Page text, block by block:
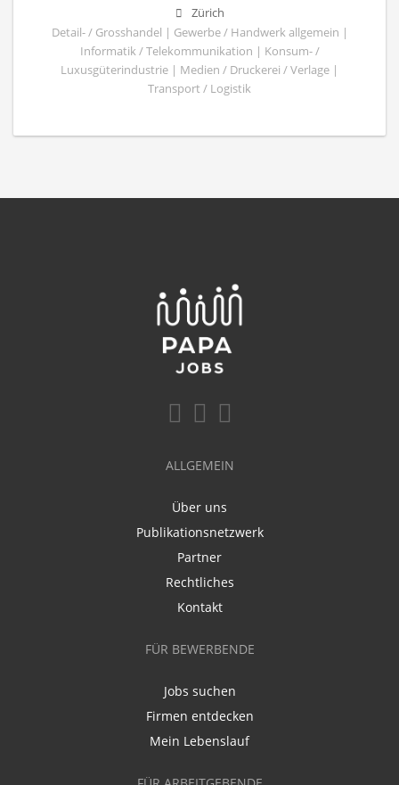
Zürich
Detail- / Grosshandel | Gewerbe / Handwerk allgemein |
Informatik / Telekommunikation | Konsum- /
Luxusgüterindustrie | Medien / Druckerei / Verlage |
Transport / Logistik
ALLGEMEIN
Über uns
Publikationsnetzwerk
Partner
Rechtliches
Kontakt
FÜR BEWERBENDE
Jobs suchen
Firmen entdecken
Mein Lebenslauf